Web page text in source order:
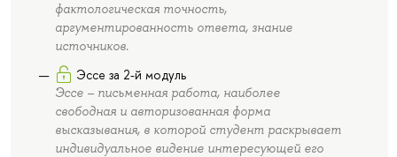
фактологическая точность,
аргументированность ответа, знание
источников.
Эссе за 2-й модуль
Эссе – письменная работа, наиболее
свободная и авторизованная форма
высказывания, в которой студент раскрывает
индивидуальное видение интересующей его